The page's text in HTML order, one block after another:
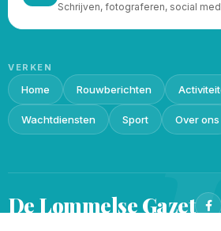
Schrijven, fotograferen, social
VERKEN
Home Rouwberichten
Wachtdiensten Sport Over ons
De LommelseGazet